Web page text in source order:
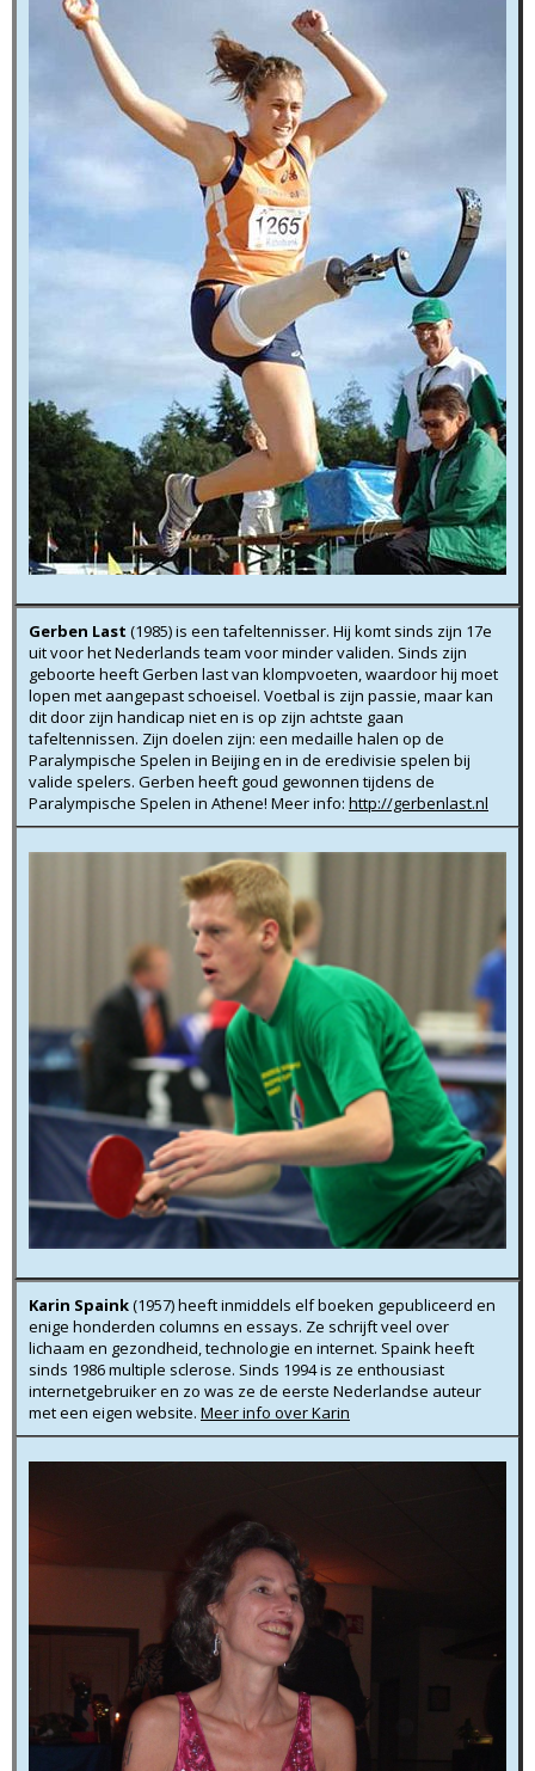
Gerben Last (1985) is een tafeltennisser. Hij komt sinds zijn 17e
uit voor het Nederlands team voor minder validen. Sinds zijn
geboorte heeft Gerben last van klompvoeten, waardoor hij moet
lopen met aangepast schoeisel. Voetbal is zijn passie, maar kan
dit door zijn handicap niet en is op zijn achtste gaan
tafeltennissen. Zijn doelen zijn: een medaille halen op de
Paralympische Spelen in Beijing en in de eredivisie spelen bij
valide spelers. Gerben heeft goud gewonnen tijdens de
Paralympische Spelen in Athene! Meer info: http://gerbenlast.nl
Karin Spaink(1957) heeft inmiddels elf boeken gepubliceerd en
enige honderden columns en essays. Ze schrijft veel over
lichaam en gezondheid, technologie en internet. Spaink heeft
sinds 1986 multiple sclerose. Sinds 1994 is ze enthousiast
internetgebruiker en zo was ze de eerste Nederlandse auteur
met een eigen website. Meer info over Karin